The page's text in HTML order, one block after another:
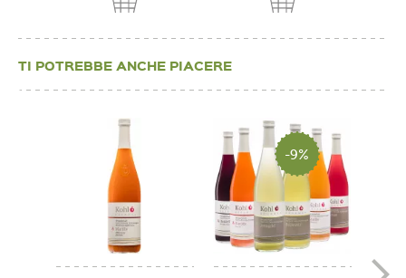
TI POTREBBE ANCHE PIACERE
-9%